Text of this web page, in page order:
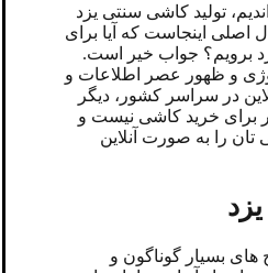
تولید کاشی سنتی یزد
اصلی اینجاست که آیا برای
برویم؟ جواب خیر است.
و ظهور عصر اطلاعات و
در سراسر کشور، دیگر
برای خرید کاشی نیست و
را به صورت آنلاین
بسیار گوناگون و